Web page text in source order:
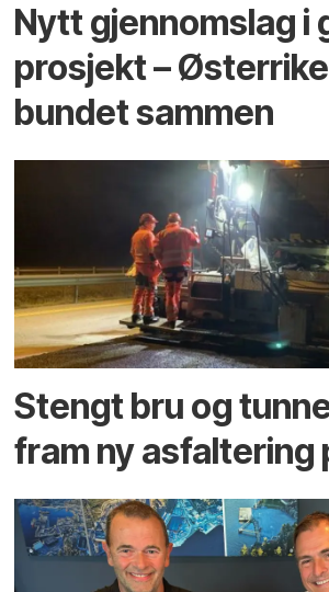
Nytt gjennomslag
prosjekt –
bundet sammen
Stengt bru og
fram ny asfaltering